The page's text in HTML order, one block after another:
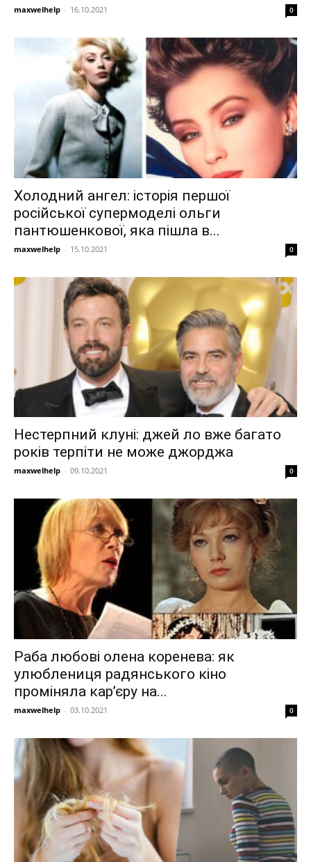
maxwelhelp - 16.10.2021 0
Холодний ангел: історія першої
російської супермоделі ольги
пантюшенкової, яка пішла в...
maxwelhelp - 15.10.2021 0
Нестерпний клуні: джей ло вже багато
років терпіти не може джорджа
maxwelhelp - 09.10.2021 0
Раба любові олена коренева: як
улюблениця радянського кіно
проміняла кар’єру на...
maxwelhelp - 03.10.2021 0